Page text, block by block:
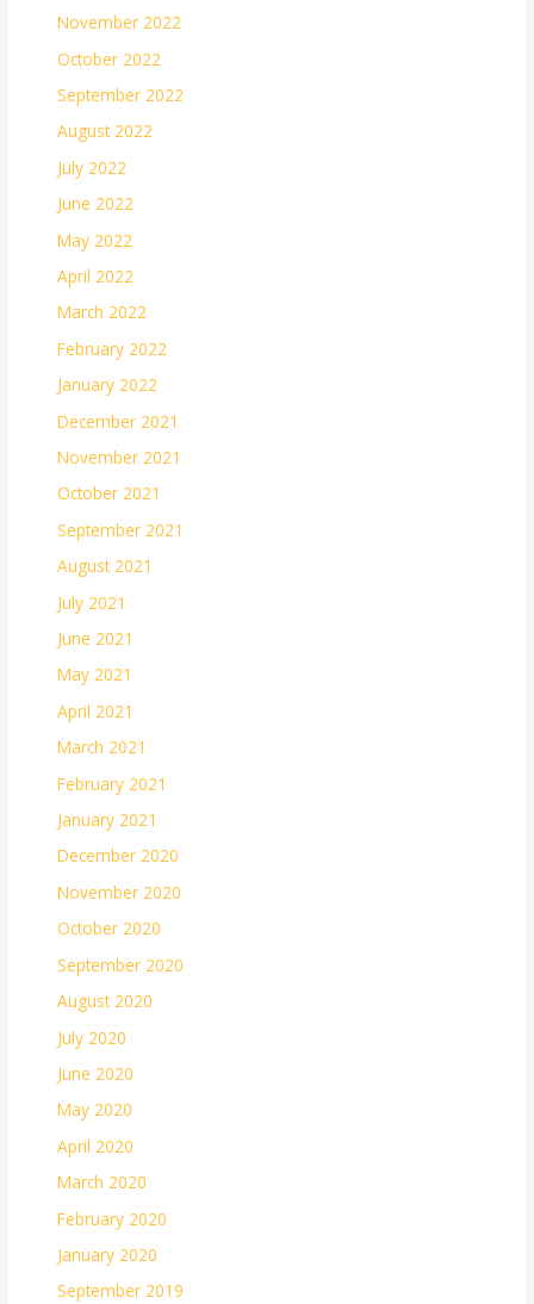
November 2022
October 2022
September 2022
August 2022
July 2022
June 2022
May 2022
April 2022
March 2022
February 2022
January 2022
December 2021
November 2021
October 2021
September 2021
August 2021
July 2021
June 2021
May 2021
April 2021
March 2021
February 2021
January 2021
December 2020
November 2020
October 2020
September 2020
August 2020
July 2020
June 2020
May 2020
April 2020
March 2020
February 2020
January 2020
September 2019